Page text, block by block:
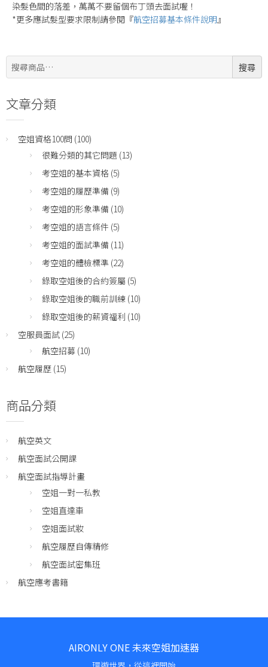
染髮色間的落差，萬萬不要留個布丁頭去面試喔！
*更多應試髮型要求限制請參閱『航空招募基本條件說明』
搜
尋:
搜尋
文章分類
空姐資格100問 (100)
很難分類的其它問題 (13)
考空姐的基本資格 (5)
考空姐的履歷準備 (9)
考空姐的形象準備 (10)
考空姐的語言條件 (5)
考空姐的面試準備 (11)
考空姐的體檢標準 (22)
錄取空姐後的合約簽屬 (5)
錄取空姐後的職前訓練 (10)
錄取空姐後的薪資福利 (10)
空服員面試 (25)
航空招募 (10)
航空履歷 (15)
商品分類
航空英文
航空面試公開課
航空面試指導計畫
空姐一對一私教
空姐直達車
空姐面試妝
航空履歷自傳精修
航空面試密集班
航空應考書籍
AIRONLY ONE 未來空姐加速器